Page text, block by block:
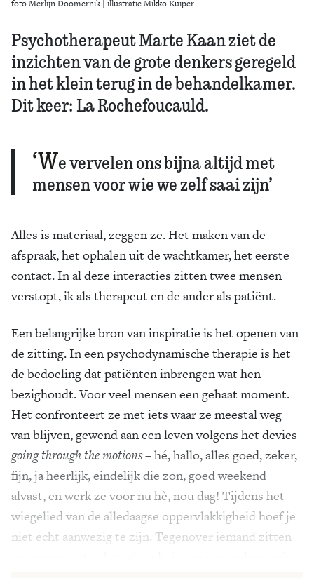
foto Merlijn Doomernik | illustratie Mikko Kuiper
Psychotherapeut Marte Kaan ziet de
inzichten van de grote denkers geregeld
in het klein terug in de behandelkamer.
Dit keer: La Rochefoucauld.
‘We vervelen ons bijna altijd met
mensen voor wie we zelf saai zijn’
Alles is materiaal, zeggen ze. Het maken van de
afspraak, het ophalen uit de wachtkamer, het eerste
contact. In al deze interacties zitten twee mensen
verstopt, ik als therapeut en de ander als patiënt.
Een belangrijke bron van inspiratie is het openen van
de zitting. In een psychodynamische therapie is het
de bedoeling dat patiënten inbrengen wat hen
bezighoudt. Voor veel mensen een gehaat moment.
Het confronteert ze met iets waar ze meestal weg
van blijven, gewend aan een leven volgens het devies
going through the motions– hé, hallo, alles goed, zeker,
fijn, ja heerlijk, eindelijk die zon, goed weekend
alvast, en werk ze voor nu hè, nou dag! Tijdens het
wiegelied van de alledaagse oppervlakkigheid hoef je
niet echt aanwezig te zijn. Tegenover iemand zitten